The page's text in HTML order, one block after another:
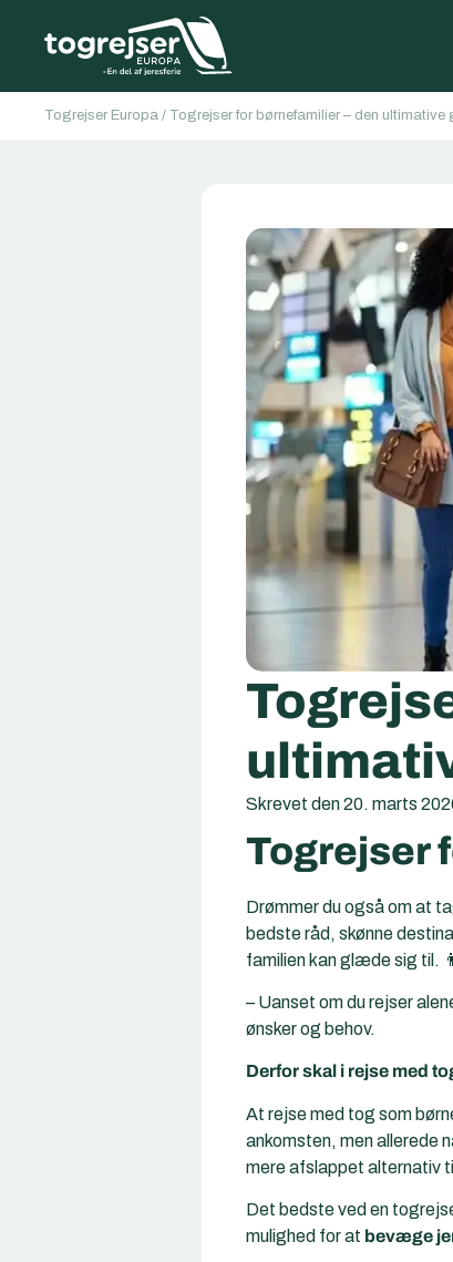
Togrejser Europa / Togrejser for børnefamilier – den ultimative
Skrevet den20. marts
Togrejser
Drømmer du også om at
bedste råd, skønne
familien kan glæde sig til.
– Uanset om du rejser
ønsker og behov.
Derfor skal i rejse med
At rejse med tog som
ankomsten, men allerede
mere afslappet alternativ
Det bedste ved en
mulighed for at bevæge